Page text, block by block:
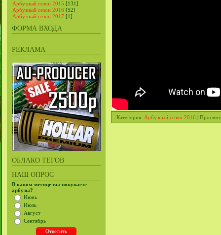
Арбузный сезон 2015 [131]
Арбузный сезон 2016 [52]
Арбузный сезон 2017 [1]
ФОРМА ВХОДА
РЕКЛАМА
ОБЛАКО ТЕГОВ
НАШ ОПРОС
В каком месяце вы покупаете
арбузы?
Июнь
Июль
Август
Сентябрь
Категория: Арбузный сезон 2016 |